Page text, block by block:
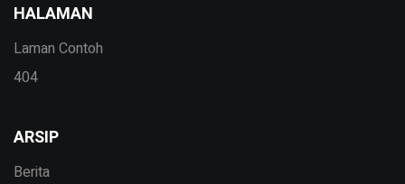
HALAMAN
Laman Contoh
404
ARSIP
Berita